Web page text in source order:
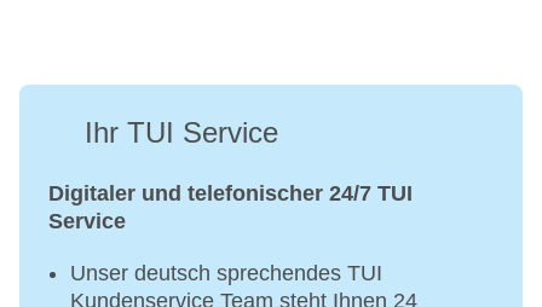
Ihr TUI Service
Digitaler und telefonischer 24/7 TUI
Service
Unser deutsch sprechendes TUI
Kundenservice Team steht Ihnen 24